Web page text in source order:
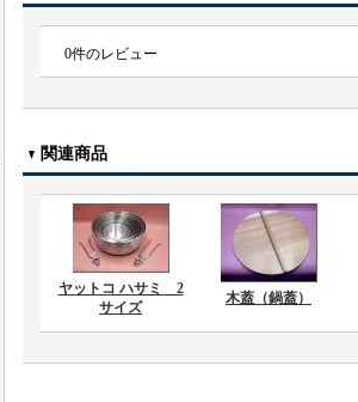
0件のレビュー
関連商品
ヤットコ ハサミ 2
サイズ
木蓋（鍋蓋）